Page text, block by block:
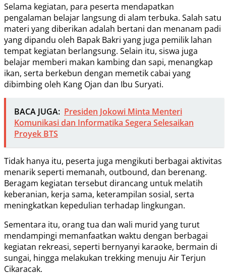
Selama kegiatan, para peserta mendapatkan
pengalaman belajar langsung di alam terbuka. Salah satu
materi yang diberikan adalah bertani dan menanam padi
yang dipandu oleh Bapak Bakri yang juga pemilik lahan
tempat kegiatan berlangsung. Selain itu, siswa juga
belajar memberi makan kambing dan sapi, menangkap
ikan, serta berkebun dengan memetik cabai yang
dibimbing oleh Kang Ojan dan Ibu Suryati.
BACA JUGA: Presiden Jokowi Minta Menteri
Komunikasi dan Informatika Segera Selesaikan
Proyek BTS
Tidak hanya itu, peserta juga mengikuti berbagai aktivitas
menarik seperti memanah, outbound, dan berenang.
Beragam kegiatan tersebut dirancang untuk melatih
keberanian, kerja sama, keterampilan sosial, serta
meningkatkan kepedulian terhadap lingkungan.
Sementara itu, orang tua dan wali murid yang turut
mendampingi memanfaatkan waktu dengan berbagai
kegiatan rekreasi, seperti bernyanyi karaoke, bermain di
sungai, hingga melakukan trekking menuju Air Terjun
Cikaracak.